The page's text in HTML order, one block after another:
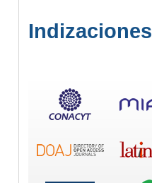
Indizaciones